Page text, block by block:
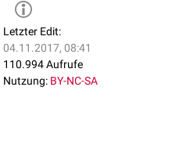
Letzter Edit:
04.11.2017, 08:41
110.994 Aufrufe
Nutzung: BY-NC-SA